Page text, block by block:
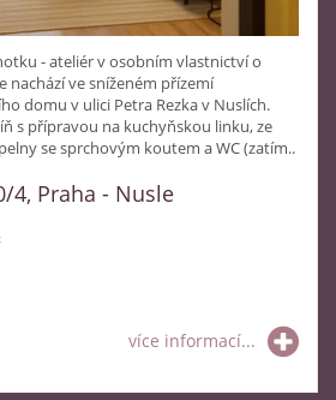
- ateliér v osobním vlastnictví o
nachází ve sníženém přízemí
domu v ulici Petra Rezka v Nuslích.
s přípravou na kuchyňskou linku, ze
se sprchovým koutem a WC (zatím..
4, Praha - Nusle
více informací...